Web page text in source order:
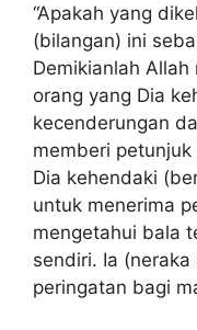
“Apakah yang
(bilangan) ini
Demikianlah
orang yang Dia
kecenderungan
memberi
Dia kehendaki
untuk menerima
mengetahui bala
sendiri. Ia
peringatan bagi